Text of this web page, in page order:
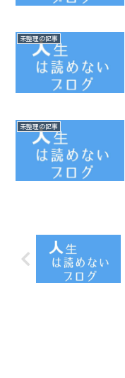
未整理の記事
未整理の記事